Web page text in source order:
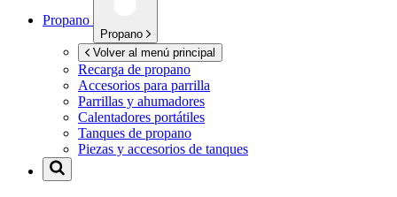
Propano
Propano
Volver al menú principal
Recarga de propano
Accesorios para parrilla
Parrillas y ahumadores
Calentadores portátiles
Tanques de propano
Piezas y accesorios de tanques